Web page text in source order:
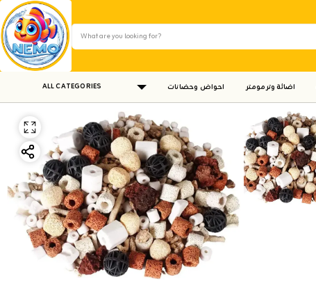
ALL CATEGORIES احواض وحضانات اضائة وترمومتر